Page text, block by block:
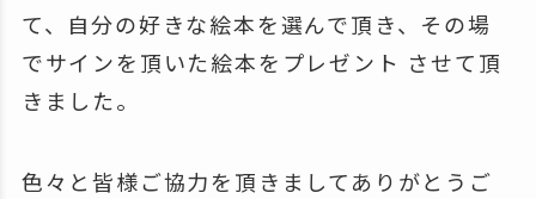
て、自分の好きな絵本を選んで頂き、その場
でサインを頂いた絵本をプレゼント させて頂
きました。
色々と皆様ご協力を頂きましてありがとうご